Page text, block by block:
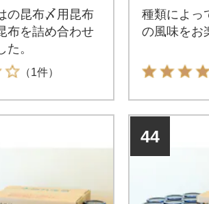
の昆布〆用昆布
布を詰め合わせ
。
（1件）
種類によっ
の風味をお
44